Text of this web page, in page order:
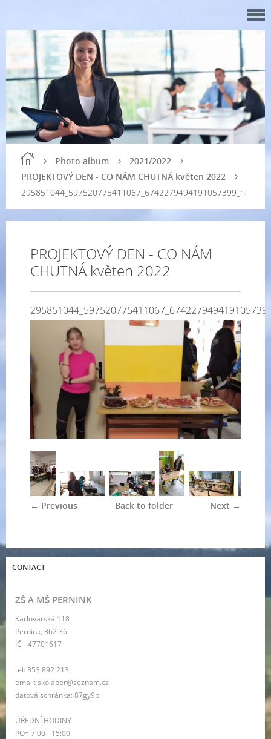
Photo album
2021/2022
PROJEKTOVÝ DEN - CO NÁM CHUTNÁ květen 2022
295851044_597520775411067_6742279494191057399_n
PROJEKTOVÝ DEN - CO NÁM
CHUTNÁ květen 2022
← Previous Next →
Back to folder
CONTACT
ZŠ A MŠ PERNINK
Karlovarská 118
Pernink, 362 36
IČ - 47701617
tel: 353 892 213
email: skolaper@seznam.cz
datová schránka: 87gy9p
ÚŘEDNÍ HODINY
PO= 7:00 - 15:00